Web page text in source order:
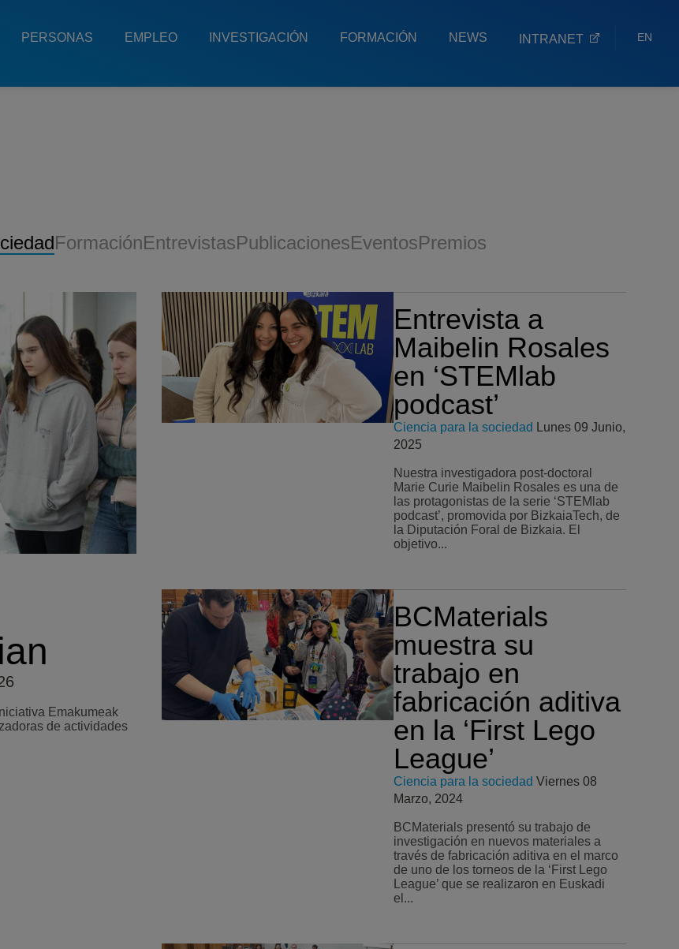
PERSONAS EMPLEO INVESTIGACIÓN FORMACIÓN NEWS INTRANET EN
EU
FormaciónEntrevistasPublicacionesEventosPremios
Emakumeak
de actividades
Entrevista a
Maibelin Rosales
en ‘STEMlab
podcast’
Ciencia para la sociedad
Lunes 09 Junio,
2025
Nuestra investigadora post-doctoral
Marie Curie Maibelin Rosales es una de
las protagonistas de la serie ‘STEMlab
podcast’, promovida por BizkaiaTech, de
la Diputación Foral de Bizkaia. El
objetivo...
BCMaterials
muestra su
trabajo en
fabricación aditiva
en la ‘First Lego
League’
Ciencia para la sociedad Viernes 08
Marzo, 2024
BCMaterials presentó su trabajo de
investigación en nuevos materiales a
través de fabricación aditiva en el marco
de uno de los torneos de la ‘First Lego
League’ que se realizaron en Euskadi
el...